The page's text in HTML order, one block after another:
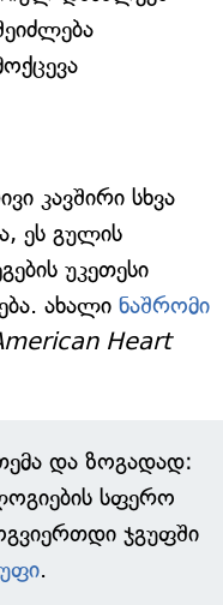
კავშირი სხვა
ეს გულის
უკეთესი
ახალი ნაშრომი
Heart
და ზოგადად:
სფერო
ჯგუფში
.